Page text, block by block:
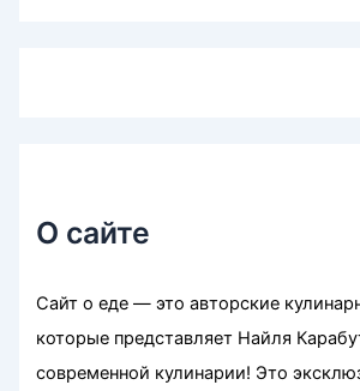
О сайте
Сайт о еде — это авторские
которые представляет Найля
современной кулинарии! Это